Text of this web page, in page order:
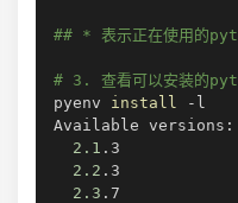
## * 表示正在使用的
# 3. 查看可以安装的
pyenv install -l
Available versions:
2.1 .3
2.2 .3
2.3 .7